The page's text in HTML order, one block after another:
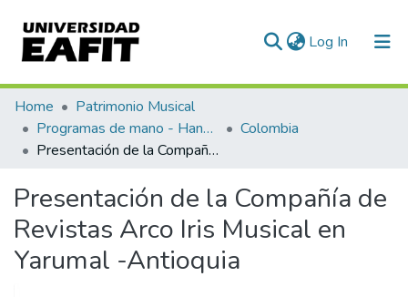
Log In (current)
Communities & Collections
All of DSpace
Home
Patrimonio Musical
Programas de mano - Hand programs
Colombia
Presentación de la Compañía de Revistas Arco Iris Musical en Yarumal -Antioquia
Presentación de la Compañía de
Revistas Arco Iris Musical en
Yarumal -Antioquia